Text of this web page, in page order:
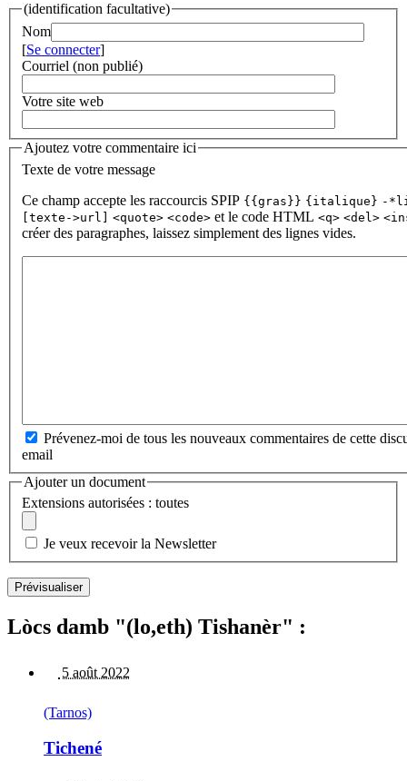
(identification facultative)
Nom
[Se connecter]
Courriel (non publié)
Votre site web
Ajoutez votre commentaire ici
Texte de votre message
Ce champ accepte les raccourcis SPIP {{gras}} {italique} -
[texte->url] <quote> <code> et le code HTML <q> <del>
créer des paragraphes, laissez simplement des lignes vides.
Prévenez-moi de tous les nouveaux commentaires de cette
email
Ajouter un document
Extensions autorisées : toutes
Je veux recevoir la Newsletter
Lòcs damb "(lo,eth) Tishanèr" :
5 août 2022
(Tarnos)
Tichené